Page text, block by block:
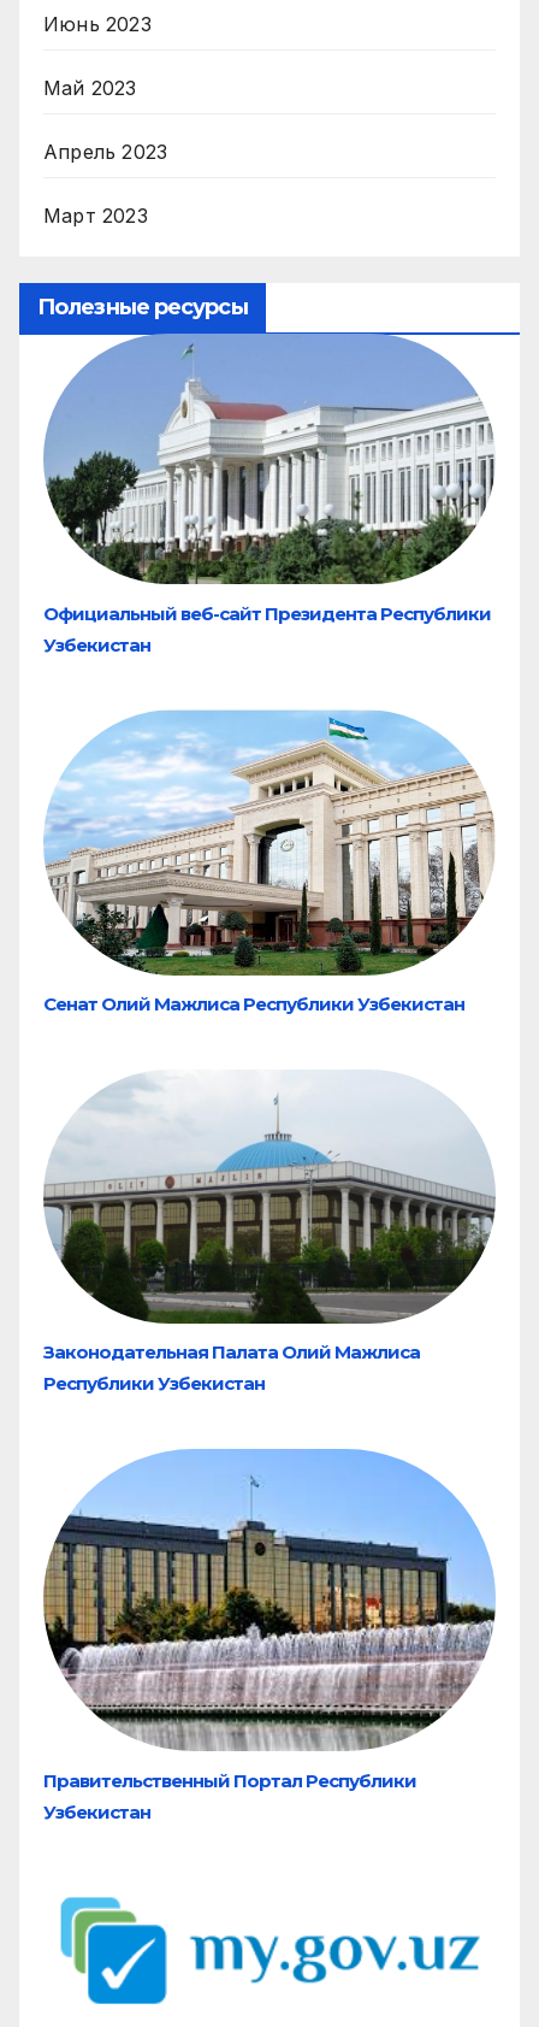
Июнь 2023
Май 2023
Апрель 2023
Март 2023
Полезные ресурсы
Официальный веб-сайт Президента Республики
Узбекистан
Сенат Олий Мажлиса Республики Узбекистан
Законодательная Палата Олий Мажлиса
Республики Узбекистан
Правительственный Портал Республики
Узбекистан